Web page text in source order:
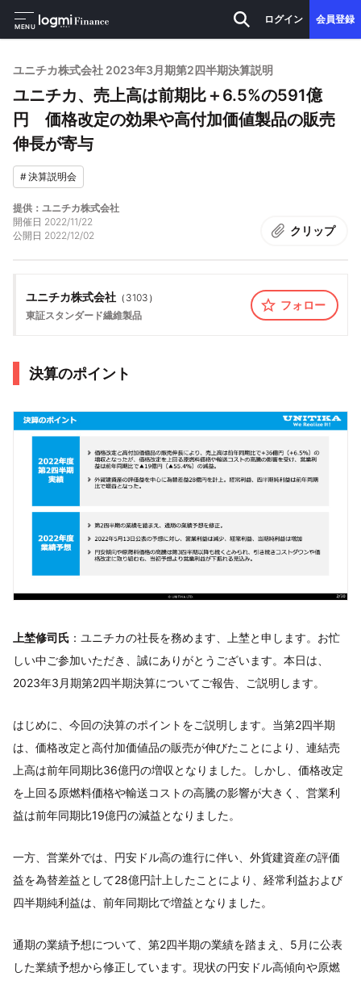
MENU
ログイン 会員登録
ユニチカ株式会社 2023年3月期第2四半期決算説明
ユニチカ、売上高は前期比＋6.5%の591億
円 価格改定の効果や高付加価値製品の販売
伸長が寄与
#決算説明会
提供：ユニチカ株式会社
開催日 2022/11/22
公開日 2022/12/02 クリップ
ユニチカ株式会社 （ 3103 ）
東証スタンダード繊維製品
フォロー
決算のポイント
上埜修司氏 ：ユニチカの社長を務めます、上埜と申します。お忙
しい中ご参加いただき、誠にありがとうございます。本日は、
2023年3月期第2四半期決算についてご報告、ご説明します。
はじめに、今回の決算のポイントをご説明します。当第2四半期
は、価格改定と高付加価値品の販売が伸びたことにより、連結売
上高は前年同期比36億円の増収となりました。しかし、価格改定
を上回る原燃料価格や輸送コストの高騰の影響が大きく、営業利
益は前年同期比19億円の減益となりました。
一方、営業外では、円安ドル高の進行に伴い、外貨建資産の評価
益を為替差益として28億円計上したことにより、経常利益および
四半期純利益は、前年同期比で増益となりました。
通期の業績予想について、第2四半期の業績を踏まえ、5月に公表
した業績予想から修正しています。現状の円安ドル高傾向や原燃